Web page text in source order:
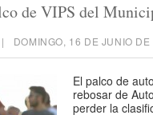
de VIPS del
| DOMINGO, 16 DE JUNIO DE
El palco de
rebosar de
perder la